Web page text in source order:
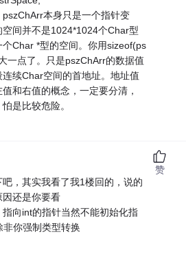
本身只是一个指针变
间并不是1024*1024个Char型
Char *型的空间。你用sizeof(ps
一点了。只是pszChArr的数据值
续Char空间的首地址。地址值
和右值的概念，一定要分清，
是比较危险。
，其实我看了我1楼回的，说的
还是你要看
向int的指针当然不能初始化指
你强制类型转换
赞